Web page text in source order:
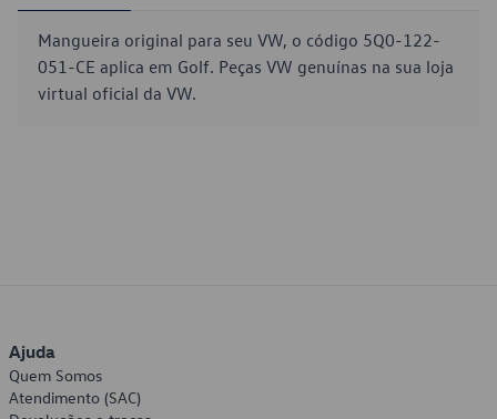
Mangueira original para seu VW, o código 5Q0-122-
051-CE aplica em Golf. Peças VW genuínas na sua loja
virtual oficial da VW.
Ajuda
Quem Somos
Atendimento (SAC)